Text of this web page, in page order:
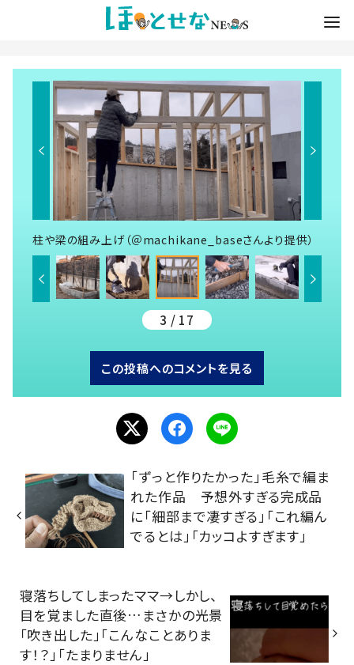
柱や梁の組み上げ（＠machikane_baseさんより提供）
3 / 17
この投稿へのコメントを見る
「ずっと作りたかった」毛糸で編ま
れた作品 予想外すぎる完成品
に「細部まで凄すぎる」「これ編ん
でるとは」「カッコよすぎます」
寝落ちしてしまったママ→しかし、
目を覚ました直後…まさかの光景
「吹き出した」「こんなことありま
す！？」「たまりません」